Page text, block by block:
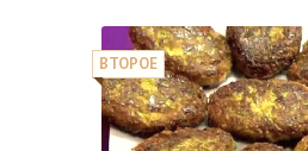
ВТОРОЕ